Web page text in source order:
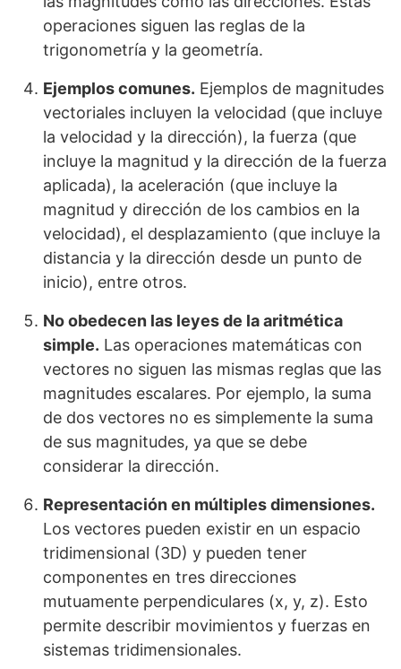
operaciones siguen las reglas de la
trigonometría y la geometría.
Ejemplos comunes. Ejemplos de magnitudes
vectoriales incluyen la velocidad (que incluye
la velocidad y la dirección), la fuerza (que
incluye la magnitud y la dirección de la fuerza
aplicada), la aceleración (que incluye la
magnitud y dirección de los cambios en la
velocidad), el desplazamiento (que incluye la
distancia y la dirección desde un punto de
inicio), entre otros.
No obedecen las leyes de la aritmética
simple. Las operaciones matemáticas con
vectores no siguen las mismas reglas que las
magnitudes escalares. Por ejemplo, la suma
de dos vectores no es simplemente la suma
de sus magnitudes, ya que se debe
considerar la dirección.
Representación en múltiples dimensiones.
Los vectores pueden existir en un espacio
tridimensional (3D) y pueden tener
componentes en tres direcciones
mutuamente perpendiculares (x, y, z). Esto
permite describir movimientos y fuerzas en
sistemas tridimensionales.